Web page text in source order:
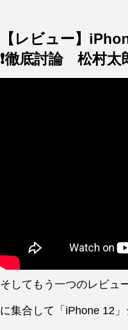
【レビュー】
❗️徹底討論 松村
そしてもう一つのレビュ
に集合して「iPhone 12